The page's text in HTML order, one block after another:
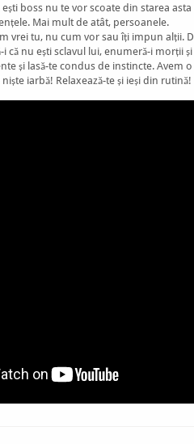
ești boss nu te vor scoate din starea
Mai mult de atât, persoanele.
vrei tu, nu cum vor sau îți impun alții.
că nu ești sclavul lui, enumeră-i morții
și lasă-te condus de instincte. Avem
iarbă! Relaxează-te și ieși din rutină!